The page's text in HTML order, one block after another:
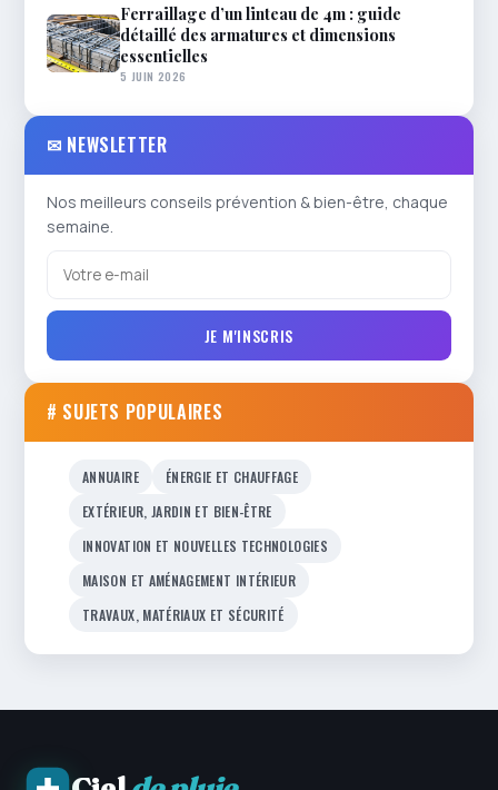
Ferraillage d’un linteau de 4m : guide
détaillé des armatures et dimensions
essentielles
5 JUIN 2026
✉ NEWSLETTER
Nos meilleurs conseils prévention & bien-être, chaque
semaine.
JE M'INSCRIS
# SUJETS POPULAIRES
ANNUAIRE
ÉNERGIE ET CHAUFFAGE
EXTÉRIEUR, JARDIN ET BIEN-ÊTRE
INNOVATION ET NOUVELLES TECHNOLOGIES
MAISON ET AMÉNAGEMENT INTÉRIEUR
TRAVAUX, MATÉRIAUX ET SÉCURITÉ